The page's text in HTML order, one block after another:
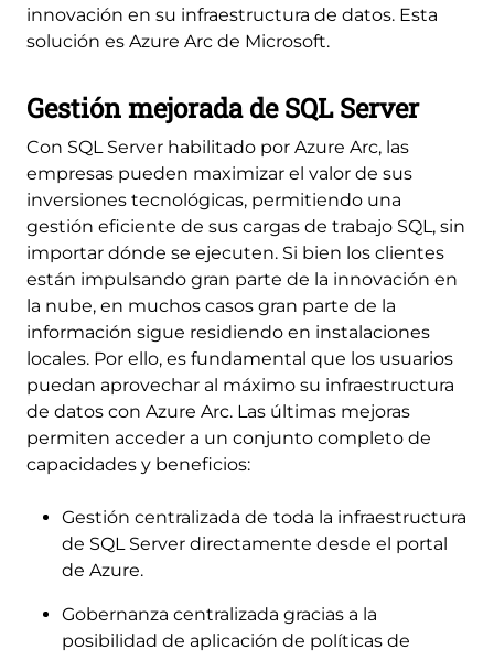
innovación en su infraestructura de datos. Esta
solución es Azure Arc de Microsoft.
Gestión mejorada de SQL Server
Con SQL Server habilitado por Azure Arc, las
empresas pueden maximizar el valor de sus
inversiones tecnológicas, permitiendo una
gestión eficiente de sus cargas de trabajo SQL, sin
importar dónde se ejecuten. Si bien los clientes
están impulsando gran parte de la innovación en
la nube, en muchos casos gran parte de la
información sigue residiendo en instalaciones
locales. Por ello, es fundamental que los usuarios
puedan aprovechar al máximo su infraestructura
de datos con Azure Arc. Las últimas mejoras
permiten acceder a un conjunto completo de
capacidades y beneficios:
Gestión centralizada de toda la infraestructura
de SQL Server directamente desde el portal
de Azure.
Gobernanza centralizada gracias a la
posibilidad de aplicación de políticas de